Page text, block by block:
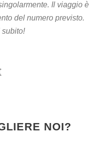
Il viaggio è
del numero previsto.
subito!
NOI?